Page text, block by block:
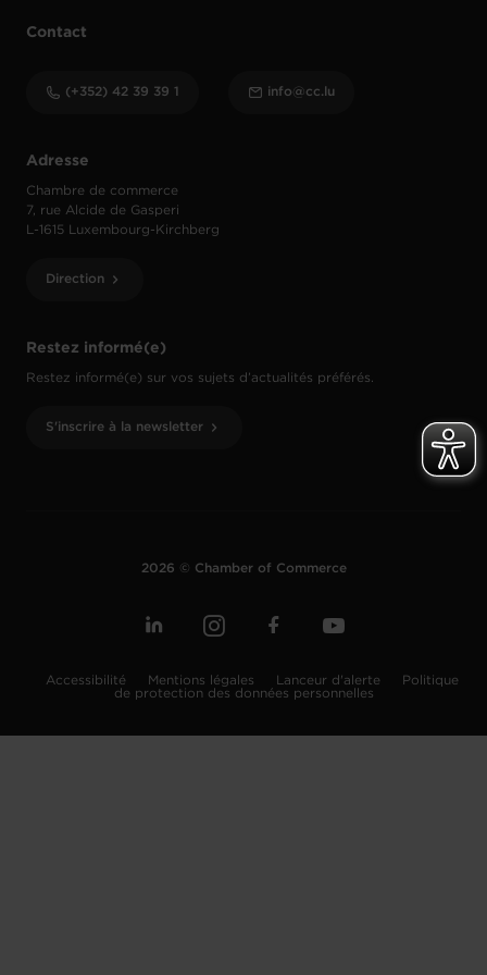
Restez informé(e)
Restez informé(e) sur vos sujets d’actualités préférés.
S'inscrire à la newsletter
Adresse
Chambre de commerce
7, rue Alcide de Gasperi
L-1615 Luxembourg-Kirchberg
Direction
Contact
(+352) 42 39 39 1 info@cc.lu
2026 © Chamber of Commerce
Accessibilité Mentions légales Lanceur d'alerte
Politique
de protection des données personnelles